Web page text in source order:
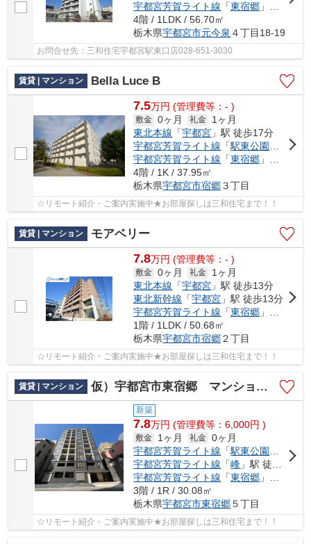
宇都宮芳賀ライト線 「東宿郷 」駅 徒歩8分
4階 / 1LDK / 56.70㎡
栃木県宇都宮市元今泉 ４丁目18-19
お問合せ先：三和住宅宇都宮駅東口店028-651-3030
賃貸 | マンション Bella Luce B
7.5万円 (管理費等：- )
敷金 0ヶ月 礼金
1ヶ月
東北本線 「宇都宮 」駅 徒歩17分
宇都宮芳賀ライト線 「駅東公園前
」駅
宇都宮芳賀ライト線 「東宿郷 」駅 徒歩11分
4階 / 1K / 37.95㎡
栃木県宇都宮市宿郷３丁目
☆リモート紹介・ご案内実施中★お部屋探しは三和住宅まで！！
賃貸 | マンション モアベリー
7.8万円 (管理費等：- )
敷金 0ヶ月 礼金
1ヶ月
東北本線 「宇都宮 」駅 徒歩13分
東北新幹線 「宇都宮 」駅 徒歩13分
宇都宮芳賀ライト線 「東宿郷 」駅 徒歩9分
1階 / 1LDK / 50.68㎡
栃木県宇都宮市宿郷２丁目
☆リモート紹介・ご案内実施中★お部屋探しは三和住宅まで！！
賃貸 | マンション 仮）宇都宮市東宿郷 マンション新築工事
新築
7.8万円 (管理費等：6,000円 )
敷金 1ヶ月 礼金 0ヶ月
宇都宮芳賀ライト線 「駅東公園前
」駅
宇都宮芳賀ライト線 「峰 」駅 徒歩7分
宇都宮芳賀ライト線 「東宿郷 」駅 徒歩8分
3階 / 1R / 30.08㎡
栃木県宇都宮市東宿郷５丁目
☆リモート紹介・ご案内実施中★お部屋探しは三和住宅まで！！